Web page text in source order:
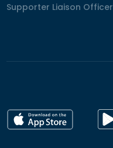
Supporter Liaison Officer
Supporter Liaison Officer